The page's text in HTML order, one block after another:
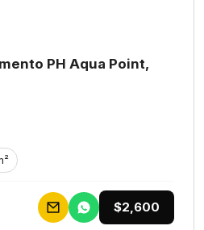
PH Aqua Point,
$2,600